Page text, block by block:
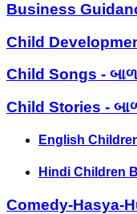
Business
Child
Child Songs - બાળ
Child Stories -
English
Hindi Children
Comedy-Hasya-